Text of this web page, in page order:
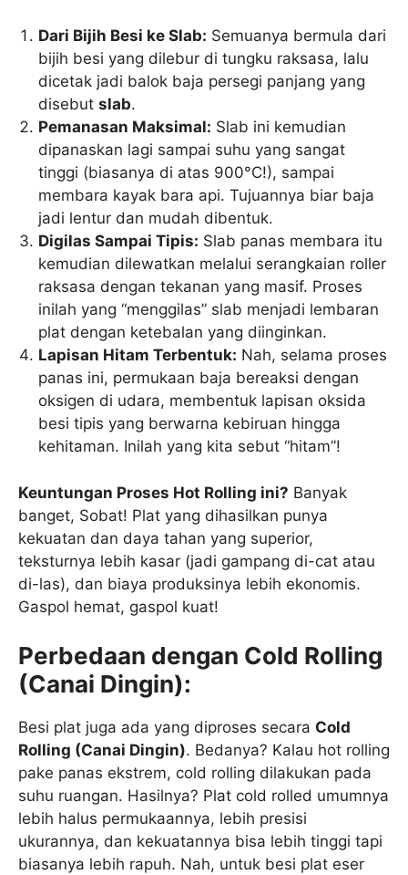
Dari Bijih Besi ke Slab: Semuanya bermula dari
bijih besi yang dilebur di tungku raksasa, lalu
dicetak jadi balok baja persegi panjang yang
disebutslab.
Pemanasan Maksimal: Slab ini kemudian
dipanaskan lagi sampai suhu yang sangat
tinggi (biasanya di atas 900°C!), sampai
membara kayak bara api. Tujuannya biar baja
jadi lentur dan mudah dibentuk.
Digilas Sampai Tipis: Slab panas membara itu
kemudian dilewatkan melalui serangkaian roller
raksasa dengan tekanan yang masif. Proses
inilah yang “menggilas” slab menjadi lembaran
plat dengan ketebalan yang diinginkan.
Lapisan Hitam Terbentuk: Nah, selama proses
panas ini, permukaan baja bereaksi dengan
oksigen di udara, membentuk lapisan oksida
besi tipis yang berwarna kebiruan hingga
kehitaman. Inilah yang kita sebut “hitam”!
Keuntungan Proses Hot Rolling ini? Banyak
banget, Sobat! Plat yang dihasilkan punya
kekuatan dan daya tahan yang superior,
teksturnya lebih kasar (jadi gampang di-cat atau
di-las), dan biaya produksinya lebih ekonomis.
Gaspol hemat, gaspol kuat!
Perbedaan dengan Cold Rolling
(Canai Dingin):
Besi plat juga ada yang diproses secara Cold
Rolling (Canai Dingin). Bedanya? Kalau hot rolling
pake panas ekstrem, cold rolling dilakukan pada
suhu ruangan. Hasilnya? Plat cold rolled umumnya
lebih halus permukaannya, lebih presisi
ukurannya, dan kekuatannya bisa lebih tinggi tapi
biasanya lebih rapuh. Nah, untuk besi plat eser